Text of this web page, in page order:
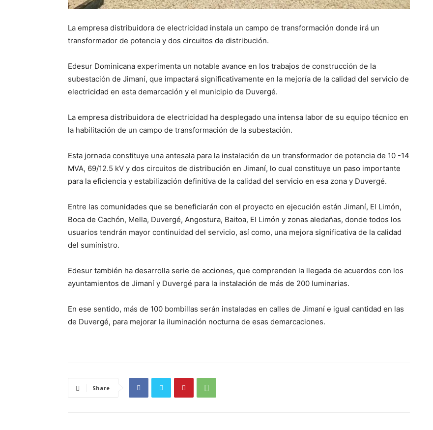
La empresa distribuidora de electricidad instala un campo de transformación donde irá un
transformador de potencia y dos circuitos de distribución.
Edesur Dominicana experimenta un notable avance en los trabajos de construcción de la
subestación de Jimaní, que impactará significativamente en la mejoría de la calidad del servicio de
electricidad en esta demarcación y el municipio de Duvergé.
La empresa distribuidora de electricidad ha desplegado una intensa labor de su equipo técnico en
la habilitación de un campo de transformación de la subestación.
Esta jornada constituye una antesala para la instalación de un transformador de potencia de 10 -14
MVA, 69/12.5 kV y dos circuitos de distribución en Jimaní, lo cual constituye un paso importante
para la eficiencia y estabilización definitiva de la calidad del servicio en esa zona y Duvergé.
Entre las comunidades que se beneficiarán con el proyecto en ejecución están Jimaní, El Limón,
Boca de Cachón, Mella, Duvergé, Angostura, Baitoa, El Limón y zonas aledañas, donde todos los
usuarios tendrán mayor continuidad del servicio, así como, una mejora significativa de la calidad
del suministro.
Edesur también ha desarrolla serie de acciones, que comprenden la llegada de acuerdos con los
ayuntamientos de Jimaní y Duvergé para la instalación de más de 200 luminarias.
En ese sentido, más de 100 bombillas serán instaladas en calles de Jimaní e igual cantidad en las
de Duvergé, para mejorar la iluminación nocturna de esas demarcaciones.
Share